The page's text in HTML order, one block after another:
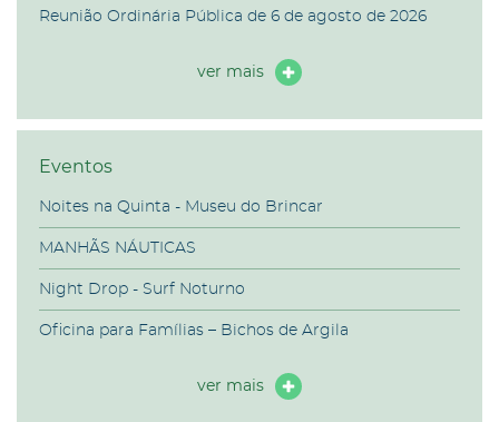
Reunião Ordinária Pública de 6 de agosto de 2026
ver mais
Eventos
Noites na Quinta - Museu do Brincar
MANHÃS NÁUTICAS
Night Drop - Surf Noturno
Oficina para Famílias – Bichos de Argila
ver mais